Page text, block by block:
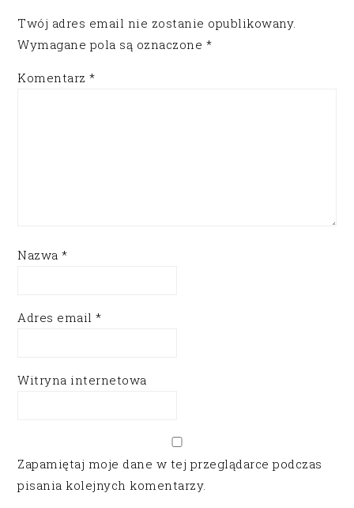
Twój adres email nie zostanie opublikowany.
Wymagane pola są oznaczone *
Komentarz*
Nazwa*
Adres email*
Witryna internetowa
Zapamiętaj moje dane w tej przeglądarce podczas
pisania kolejnych komentarzy.